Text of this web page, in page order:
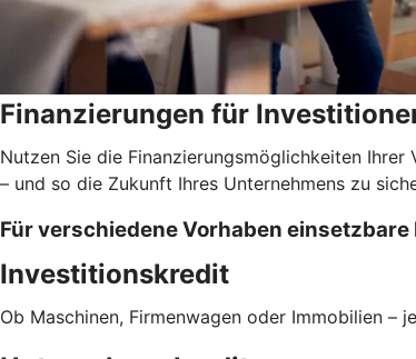
Finanzierungen für
Nutzen Sie die Finanzierungsmöglichkeiten
– und so die Zukunft Ihres Unternehmens zu
Für verschiedene Vorhaben einsetzbare
Investitionskredit
Ob Maschinen, Firmenwagen oder Immobilien –